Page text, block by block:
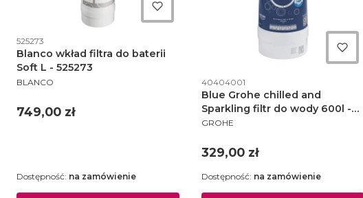
Kod produktu
525273
Blanco wkład filtra do baterii
Soft L - 525273
PRODUCENT
BLANCO
Cena
749,00 zł
Dostępność: na zamówienie
Kod produktu
40404001
Blue Grohe chilled and
Sparkling filtr do wody 600l -
40404001
PRODUCENT
GROHE
Cena
329,00 zł
Dostępność: na zamówienie